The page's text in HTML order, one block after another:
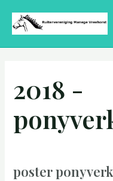
naar
2018 -
poster